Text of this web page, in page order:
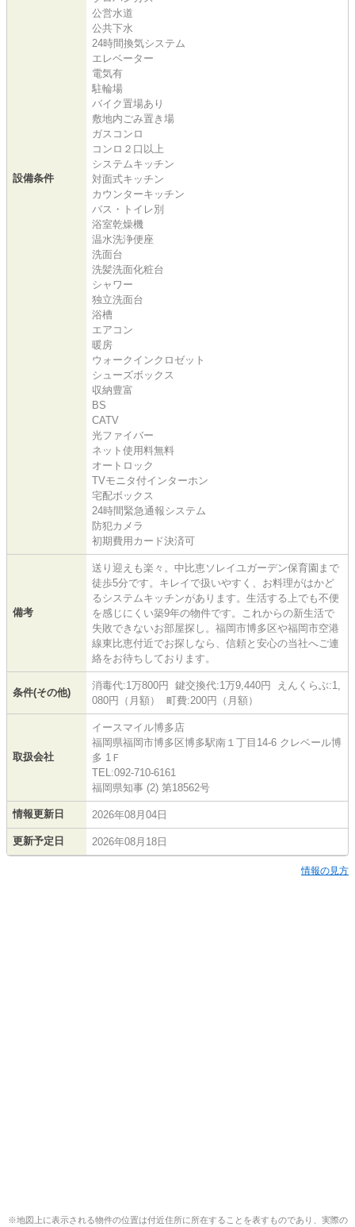
設備条件
公営水道
公共下水
24時間換気システム
エレベーター
電気有
駐輪場
バイク置場あり
敷地内ごみ置き場
ガスコンロ
コンロ２口以上
システムキッチン
対面式キッチン
カウンターキッチン
バス・トイレ別
浴室乾燥機
温水洗浄便座
洗面台
洗髪洗面化粧台
シャワー
独立洗面台
浴槽
エアコン
暖房
ウォークインクロゼット
シューズボックス
収納豊富
BS
CATV
光ファイバー
ネット使用料無料
オートロック
TVモニタ付インターホン
宅配ボックス
24時間緊急通報システム
防犯カメラ
初期費用カード決済可
備考
送り迎えも楽々。中比恵ソレイユガーデン保育園まで
徒歩5分です。キレイで扱いやすく、お料理がはかど
るシステムキッチンがあります。生活する上でも不便
を感じにくい築9年の物件です。これからの新生活で
失敗できないお部屋探し。福岡市博多区や福岡市空港
線東比恵付近でお探しなら、信頼と安心の当社へご連
絡をお待ちしております。
条件(その他)
消毒代:1万800円 鍵交換代:1万9,440円 えんくらぶ:1,
080円（月額） 町費:200円（月額）
取扱会社
イースマイル博多店
福岡県福岡市博多区博多駅南１丁目14-6 クレベール博
多 1Ｆ
TEL:092-710-6161
福岡県知事 (2) 第18562号
情報更新日 2026年08月04日
更新予定日 2026年08月18日
情報の見方
※地図上に表示される物件の位置は付近住所に所在することを表すものであり、実際の